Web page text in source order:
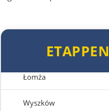
ETAPPEN
Łomża
Wyszków